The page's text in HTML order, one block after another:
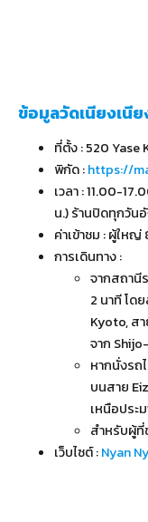
ข้อมูลวัดเนียงเนี
ที่ตั้ง : 520 Yase
พิกัด :https://
เวลา : 11.00-
น.) ร้านปิดทุกวัน
ค่าเข้าชม : ผู้ให
การเดินทาง :
จากสถานี
2 นาที โด
Kyoto, ส
จาก
หากนั่งรถ
บนสาย
เหนือประ
สำหรับผู้ที่
เว็บไซต์ :Nyan